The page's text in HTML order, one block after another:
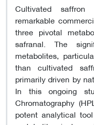
Cultivated saffron
remarkable
three pivotal
safranal. The
metabolites,
than cultivated
primarily driven by
In this ongoing
Chromatography
potent analytical